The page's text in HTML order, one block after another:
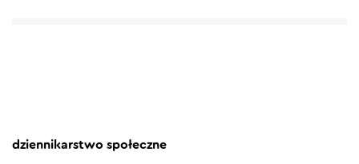
dziennikarstwo społeczne